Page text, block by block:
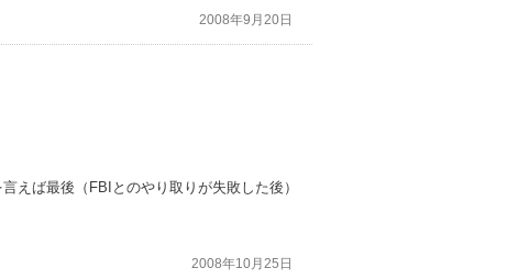
☆
2008年9月20日
えば最後（FBIとのやり取りが失敗した後）
2008年10月25日